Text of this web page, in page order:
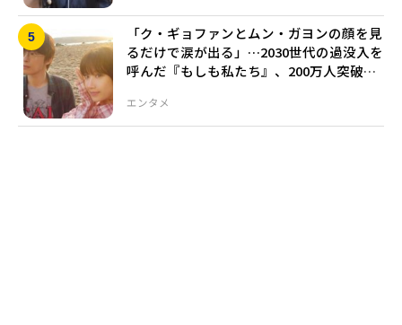
エンタメ
「ク・ギョファンとムン・ガヨンの顔を見
るだけで涙が出る」…2030世代の過没入を
呼んだ『もしも私たち』、200万人突破目